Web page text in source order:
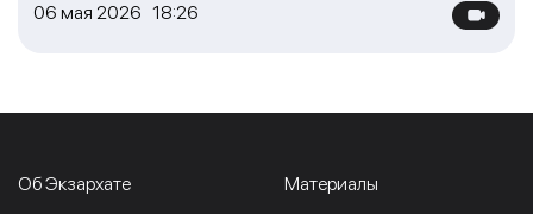
06 мая 2026 18:26
Об Экзархате Материалы